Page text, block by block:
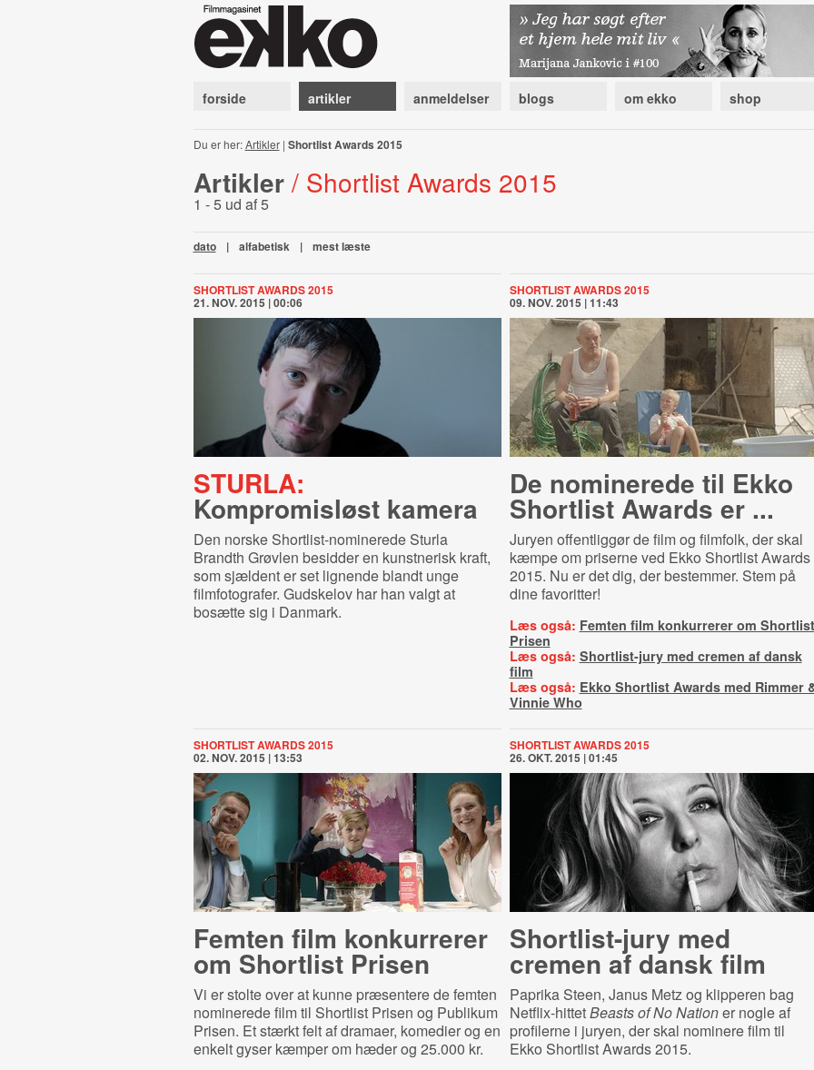
forside artikler anmeldelser blogs om ekko shop
Du er her:Artikler| Shortlist Awards 2015
Artikler / Shortlist Awards 2015
1 - 5 ud af 5
dato | alfabetisk | mest læste
SHORTLIST AWARDS 2015
21. NOV. 2015 | 00:06
STURLA:
Kompromisløst kamera
Den norske Shortlist-nominerede Sturla
Brandth Grøvlen besidder en kunstnerisk kraft,
som sjældent er set lignende blandt unge
filmfotografer. Gudskelov har han valgt at
bosætte sig i Danmark.
SHORTLIST AWARDS 2015
09. NOV. 2015 | 11:43
De nominerede til Ekko
Shortlist Awards er ...
Juryen offentliggør de film og filmfolk, der skal
kæmpe om priserne ved Ekko Shortlist Awards
2015. Nu er det dig, der bestemmer. Stem på
dine favoritter!
Læs også: Femten film konkurrerer om Shortlist
Prisen
Læs også: Shortlist-jury med cremen af dansk
film
Læs også: Ekko Shortlist Awards med Rimmer
Vinnie Who
SHORTLIST AWARDS 2015
02. NOV. 2015 | 13:53
Femten film konkurrerer
om Shortlist Prisen
Vi er stolte over at kunne præsentere de femten
nominerede film til Shortlist Prisen og Publikum
Prisen. Et stærkt felt af dramaer, komedier og en
enkelt gyser kæmper om hæder og 25.000 kr.
SHORTLIST AWARDS 2015
26. OKT. 2015 | 01:45
Shortlist-jury med
cremen af dansk film
Paprika Steen, Janus Metz og klipperen bag
Netflix-hittetBeasts of No Nationer nogle af
profilerne i juryen, der skal nominere film til
Ekko Shortlist Awards 2015.